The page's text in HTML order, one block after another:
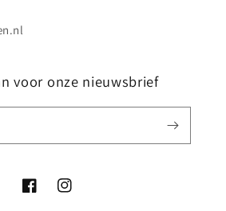
voor onze nieuwsbrief
FacebookInstagram